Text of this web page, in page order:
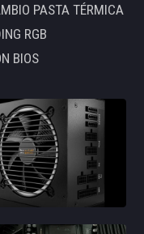
PASTA TÉRMICA
RGB
BIOS